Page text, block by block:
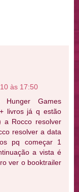
às 17:50
Games
livros já q estão
a Rocco resolver
resolver a data
pq começar 1
a vista é
ver o booktrailer